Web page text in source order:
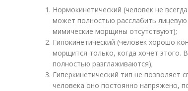
Нормокинетический (человек не
может полностью расслабить
мимические морщины отсутствуют);
Гипокинетический (человек хорошо
морщится только, когда хочет этого.
полностью разглаживаются);
Гиперкинетический тип не позволяет
человека оно постоянно напряжено,